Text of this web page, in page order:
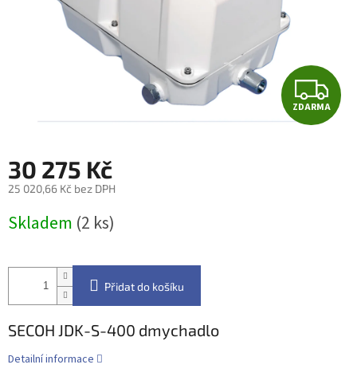
Z
D
ZDARMA
30 275 Kč
25 020,66 Kč bez DPH
cena:
Skladem (2 ks)
Přidat do košíku
SECOH JDK-S-400 dmychadlo
Detailní informace